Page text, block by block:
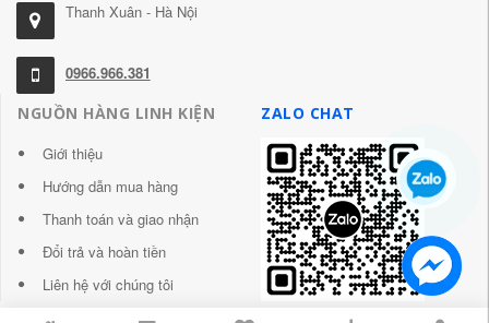
Thanh Xuân - Hà Nội
0966.966.381
NGUỒN HÀNG LINH KIỆN
Giới thiệu
Hướng dẫn mua hàng
Thanh toán và giao nhận
Đổi trả và hoàn tiền
Liên hệ với chúng tôi
ZALO CHAT